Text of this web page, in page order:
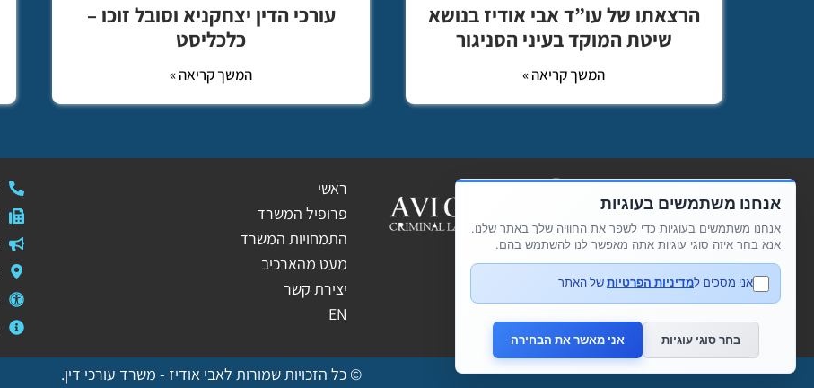
הרצאתו של עו”ד אבי אודיז בנושא
שיטת המוקד בעיני הסניגור
המשך קריאה »
עורכי הדין יצחקניא וסובל זוכו –
כלכליסט
המשך קריאה »
ראשי
פרופיל המשרד
התמחויות המשרד
מעט מהארכיב
יצירת קשר
EN
© כל הזכויות שמורות לאבי אודיז - משרד עורכי דין.
אנחנו משתמשים בעוגיות
אנחנו משתמשים בעוגיות כדי לשפר את החוויה שלך באתר שלנו.
אנא בחר איזה סוגי עוגיות אתה מאפשר לנו להשתמש בהם.
אני מסכים למדיניות הפרטיותשל האתר
בחר סוגי עוגיות אני מאשר את הבחירה